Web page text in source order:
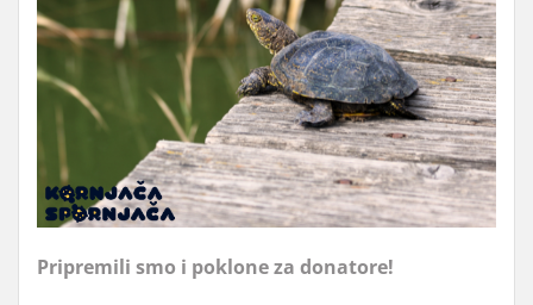
Pripremili smo i poklone za donatore!